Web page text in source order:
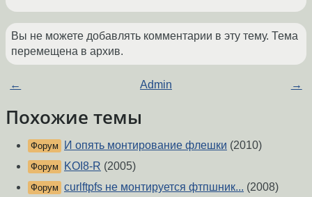
Вы не можете добавлять комментарии в эту тему. Тема
перемещена в архив.
← Admin →
Похожие темы
Форум И опять монтирование флешки (2010)
Форум KOI8-R (2005)
Форум curlftpfs не монтируется фтпшник... (2008)